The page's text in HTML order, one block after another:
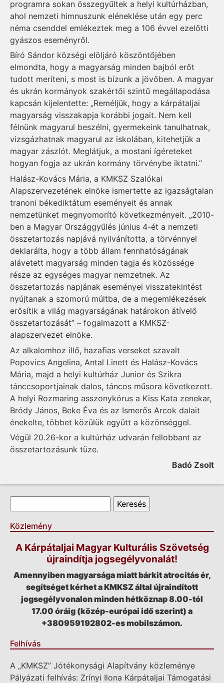
programra sokan összegyűltek a helyi kultúrházban,
ahol nemzeti himnuszunk eléneklése után egy perc
néma csenddel emlékeztek meg a 106 évvel ezelőtti
gyászos eseményről.
Bíró Sándor községi elöljáró köszöntőjében
elmondta, hogy a magyarság minden bajból erőt
tudott meríteni, s most is bízunk a jövőben. A magyar
és ukrán kormányok szakértői szintű megállapodása
kapcsán kijelentette: „Reméljük, hogy a kárpátaljai
magyarság visszakapja korábbi jogait. Nem kell
félnünk magyarul beszélni, gyermekeink tanulhatnak,
vizsgázhatnak magyarul az iskolában, kitehetjük a
magyar zászlót. Meglátjuk, a mostani ígéreteket
hogyan fogja az ukrán kormány törvénybe iktatni.”
Halász-Kovács Mária, a KMKSZ Szalókai
Alapszervezetének elnöke ismertette az igazságtalan
tranoni békediktátum eseményeit és annak
nemzetünket megnyomorító következményeit. „2010-
ben a Magyar Országgyűlés június 4-ét a nemzeti
összetartozás napjává nyilvánította, a törvénnyel
deklarálta, hogy a több állam fennhatóságának
alávetett magyarság minden tagja és közössége
része az egységes magyar nemzetnek. Az
összetartozás napjának eseményei visszatekintést
nyújtanak a szomorú múltba, de a megemlékezések
erősítik a világ magyarságának határokon átívelő
összetartozását” – fogalmazott a KMKSZ-
alapszervezet elnöke.
Az alkalomhoz illő, hazafias verseket szavalt
Popovics Angelina, Antal Linett és Halász-Kovács
Mária, majd a helyi kultúrház Junior és Szikra
tánccsoportjainak dalos, táncos műsora következett.
A helyi Rozmaring asszonykórus a Kiss Kata zenekar,
Bródy János, Beke Éva és az Ismerős Arcok dalait
énekelte, többet közülük együtt a közönséggel.
Végül 20.26-kor a kultúrház udvarán fellobbant az
összetartozásunk tüze.
Badó Zsolt
Keresés űrlap
Keresés
Közlemény
A Kárpátaljai Magyar Kulturális Szövetség
újraindítja jogsegélyvonalát!
Amennyiben magyarsága miatt bárkit atrocitás ér,
segítséget kérhet a KMKSZ által újraindított
jogsegélyvonalon minden hétköznap 8.00-tól
17.00 óráig (közép-európai idő szerint) a
+380959192802-es mobilszámon.
Felhívás
A „KMKSZ” Jótékonysági Alapítvány közleménye
Pályázati felhívás: Zrínyi Ilona Kárpátaljai Támogatási